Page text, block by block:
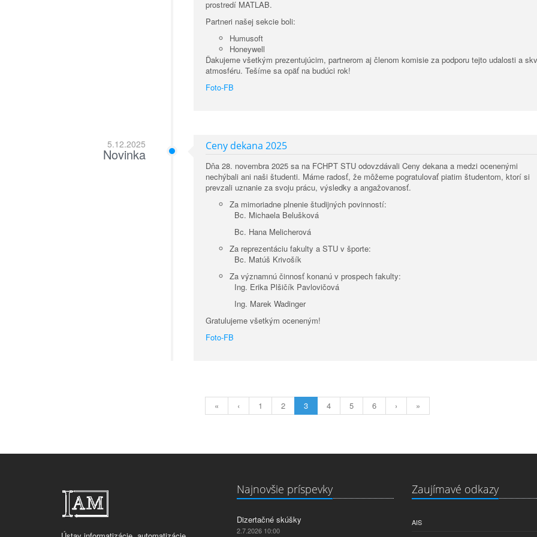
prostredí MATLAB.
Partneri našej sekcie boli:
Humusoft
Honeywell
Ďakujeme všetkým prezentujúcim, partnerom aj členom komisie za podporu tejto udalosti a
atmosféru. Tešíme sa opäť na budúci rok!
Foto-FB
5.12.2025
Novinka Ceny dekana 2025
Dňa 28. novembra 2025 sa na FCHPT STU odovzdávali Ceny dekana a medzi ocenenými
nechýbali ani naši študenti. Máme radosť, že môžeme pogratulovať piatim študentom, ktorí si
prevzali uznanie za svoju prácu, výsledky a angažovanosť.
Za mimoriadne plnenie študijných povinností:
Bc. Michaela Belušková
Bc. Hana Melicherová
Za reprezentáciu fakulty a STU v športe:
Bc. Matúš Krivošík
Za významnú činnosť konanú v prospech fakulty:
Ing. Erika Plšičík Pavlovičová
Ing. Marek Wadinger
Gratulujeme všetkým oceneným!
Foto-FB
« ‹ 1 2 3 4 5 6 › »
Najnovšie príspevky
Dizertačné skúšky
2.7.2026 10:00
Zaujímavé odkazy
AIS